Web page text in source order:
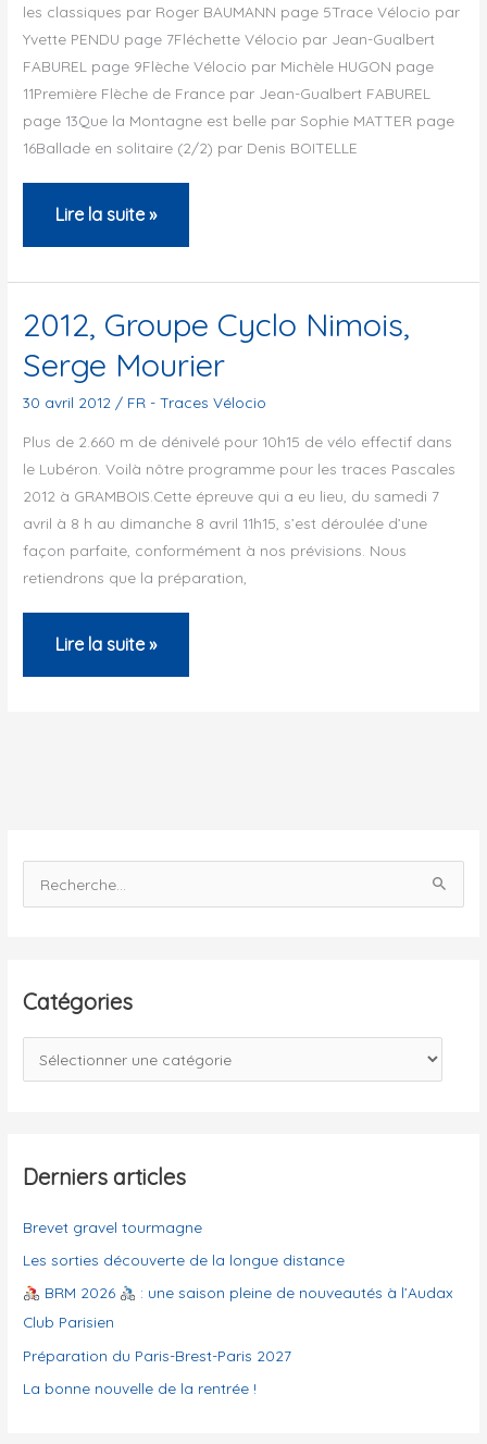
Cyclo
Nimois
les classiques par Roger BAUMANN page 5Trace Vélocio par
Yvette PENDU page 7Fléchette Vélocio par Jean-Gualbert
FABUREL page 9Flèche Vélocio par Michèle HUGON page
11Première Flèche de France par Jean-Gualbert FABUREL
page 13Que la Montagne est belle par Sophie MATTER page
16Ballade en solitaire (2/2) par Denis BOITELLE
Bulletin
de
l’ACP
Juin
2012
Lire la suite »
2012, Groupe Cyclo Nimois,
Serge Mourier
30 avril 2012 / FR - Traces Vélocio
Plus de 2.660 m de dénivelé pour 10h15 de vélo effectif dans
le Lubéron. Voilà nôtre programme pour les traces Pascales
2012 à GRAMBOIS.Cette épreuve qui a eu lieu, du samedi 7
avril à 8 h au dimanche 8 avril 11h15, s’est déroulée d’une
façon parfaite, conformément à nos prévisions. Nous
retiendrons que la préparation,
2012,
Groupe
Lire la suite »
e
e
h
Catégories
a
g
r
i
e
s
Derniers articles
Brevet gravel tourmagne
Les sorties découverte de la longue distance
BRM 2026
: une saison pleine de nouveautés à l’Audax
Club Parisien
Préparation du Paris-Brest-Paris 2027
La bonne nouvelle de la rentrée !